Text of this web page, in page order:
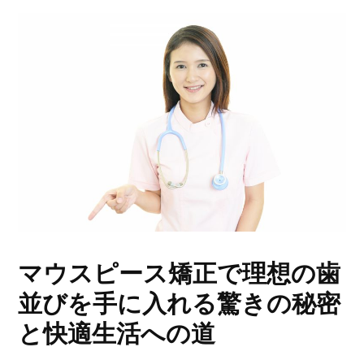
マウスピース矯正で理想の歯
並びを手に入れる驚きの秘密
と快適生活への道